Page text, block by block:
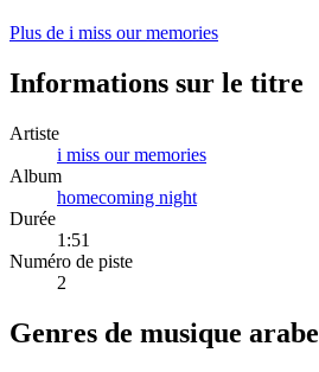
Plus de i miss our memories
Informations sur le titre
Artiste
i miss our memories
Album
homecoming night
Durée
1:51
Numéro de piste
2
Genres de musique arabe